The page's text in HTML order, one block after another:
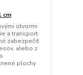
cm
otvormi
a transport
zabezpečiť
alebo z
plochy